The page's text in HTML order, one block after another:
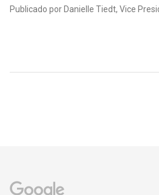
Publicado por Danielle Tiedt, Vice